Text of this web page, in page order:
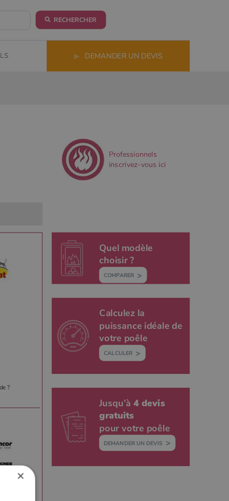
RECHERCHER
▶ DEMANDER UN DEVIS
Professionnels
inscrivez-vous ici
?
Quel modèle
choisir ?
COMPARER
Calculez la
puissance idéale de
votre poêle
CALCULER
Jusqu’à 4 devis
gratuits
pour votre poêle
DEMANDER UN DEVIS
×